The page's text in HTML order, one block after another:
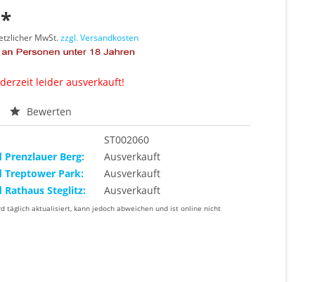
MwSt.zzgl. Versandkosten
leider ausverkauft!
Bewerten
ST002060
Prenzlauer Berg:
Ausverkauft
Treptower Park:
Ausverkauft
Rathaus Steglitz:
Ausverkauft
täglich aktualisiert, kann jedoch abweichen und ist online nicht